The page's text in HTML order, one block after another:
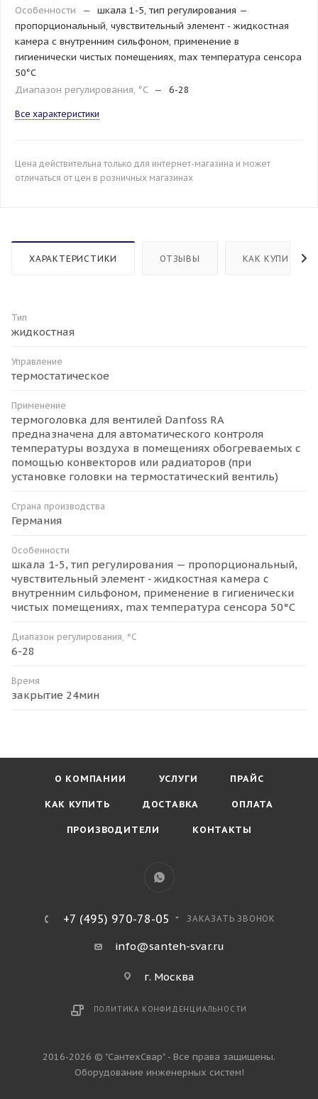
Особенности
—
шкала 1-5, тип регулирования —
пропорциональный, чувствительный элемент - жидкостная
камера с внутренним сильфоном, применение в
гигиенически чистых помещениях, max температура сенсора
50°C
Диапазон регулирования, °C — 6-28
Все характеристики
Цена действительна только для интернет-магазина и может
отличаться от цен в розничных магазинах
ХАРАКТЕРИСТИКИ ОТЗЫВЫ КАК КУПИТЬ
Тип
жидкостная
Управление
термостатическое
Применение
термоголовка для вентилей Danfoss RA
предназначена для автоматического контроля
температуры воздуха в помещениях обогреваемых с
помощью конвекторов или радиаторов (при
установке головки на термостатический вентиль)
Страна производства
Германия
Особенности
шкала 1-5, тип регулирования — пропорциональный,
чувствительный элемент - жидкостная камера с
внутренним сильфоном, применение в гигиенически
чистых помещениях, max температура сенсора 50°C
Диапазон регулирования, °C
6-28
Время
закрытие 24мин
О КОМПАНИИ УСЛУГИ ПРАЙС
КАК КУПИТЬ ДОСТАВКА ОПЛАТА
ПРОИЗВОДИТЕЛИ КОНТАКТЫ
+7 (495) 970-78-05 ЗАКАЗАТЬ ЗВОНОК
info@santeh-svar.ru
г. Москва
ПОЛИТИКА КОНФИДЕНЦИАЛЬНОСТИ
2016-2026 © "СантехСвар" - Все права защищены.
Оборудование инженерных систем!